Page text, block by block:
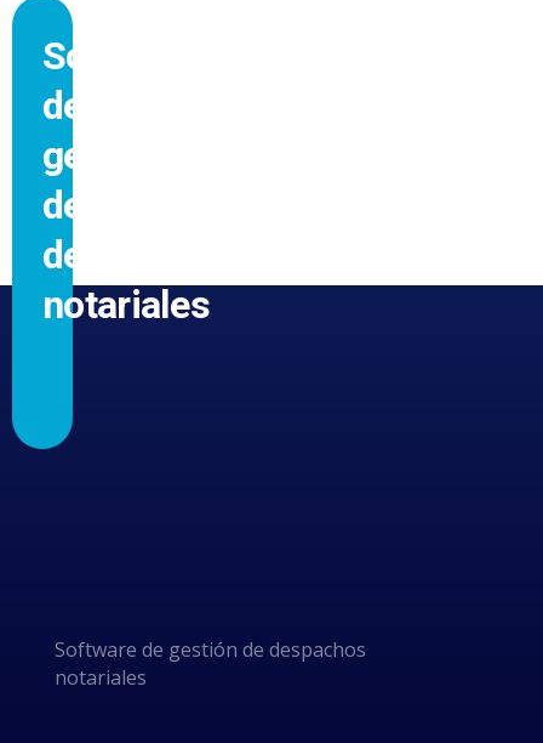
Software
de
gestión
de
despachos
notariales
POR
Software de gestión de despachos
notariales